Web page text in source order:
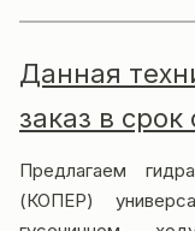
Данная
заказ в
Предлагаем
(КОПЕР)